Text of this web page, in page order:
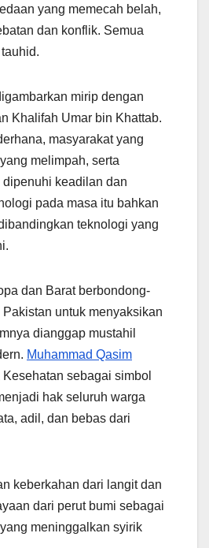
yang memecah belah,
dan konflik. Semua
mirip dengan
Khalifah Umar bin Khattab.
masyarakat yang
melimpah, serta
keadilan dan
pada masa itu bahkan
teknologi yang
dan Barat berbondong-
untuk menyaksikan
dianggap mustahil
Muhammad Qasim
sebagai simbol
hak seluruh warga
adil, dan bebas dari
dari perut bumi sebagai
meninggalkan syirik